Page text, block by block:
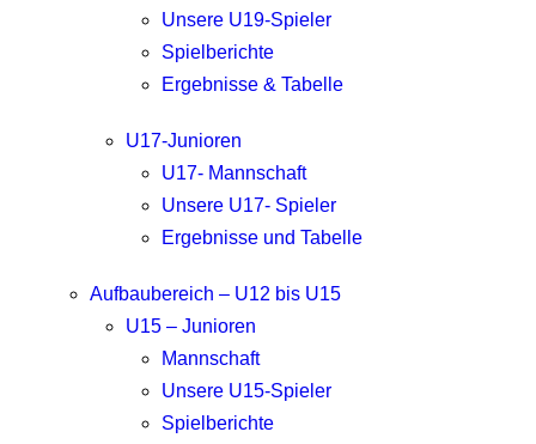
Unsere U19-Spieler
Spielberichte
Ergebnisse & Tabelle
U17-Junioren
U17- Mannschaft
Unsere U17- Spieler
Ergebnisse und Tabelle
Aufbaubereich – U12 bis U15
U15 – Junioren
Mannschaft
Unsere U15-Spieler
Spielberichte